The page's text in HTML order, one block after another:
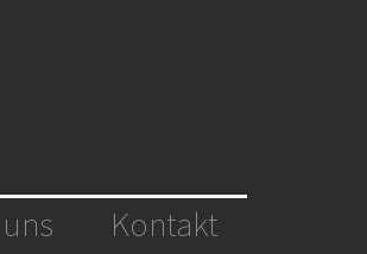
Kontakt